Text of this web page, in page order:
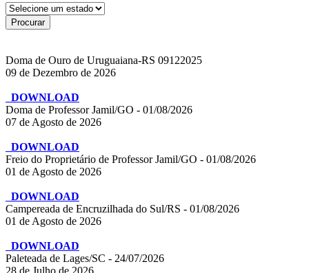
Doma de Ouro de Uruguaiana-RS 09122025
09 de Dezembro de 2026
DOWNLOAD
Doma de Professor Jamil/GO - 01/08/2026
07 de Agosto de 2026
DOWNLOAD
Freio do Proprietário de Professor Jamil/GO - 01/08/2026
01 de Agosto de 2026
DOWNLOAD
Campereada de Encruzilhada do Sul/RS - 01/08/2026
01 de Agosto de 2026
DOWNLOAD
Paleteada de Lages/SC - 24/07/2026